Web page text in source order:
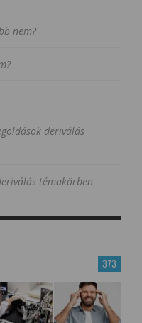
nem?
deriválás
témakörben
373